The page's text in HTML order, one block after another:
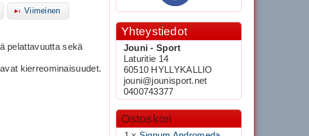
Viimeinen
pelattavuutta sekä
kierreominaisuudet.
Yhteystiedot
Jouni - Sport
Laturitie 14
60510 HYLLYKALLIO
jouni@jounisport.net
0400743377
Ostoskori